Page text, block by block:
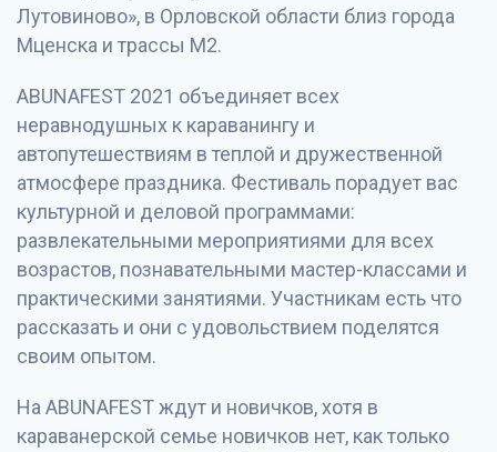
Лутовиново», в Орловской области близ города
Мценска и трассы М2.
ABUNAFEST 2021 объединяет всех
неравнодушных к караванингу и
автопутешествиям в теплой и дружественной
атмосфере праздника. Фестиваль порадует вас
культурной и деловой программами:
развлекательными мероприятиями для всех
возрастов, познавательными мастер-классами и
практическими занятиями. Участникам есть что
рассказать и они с удовольствием поделятся
своим опытом.
На ABUNAFEST ждут и новичков, хотя в
караванерской семье новичков нет, как только